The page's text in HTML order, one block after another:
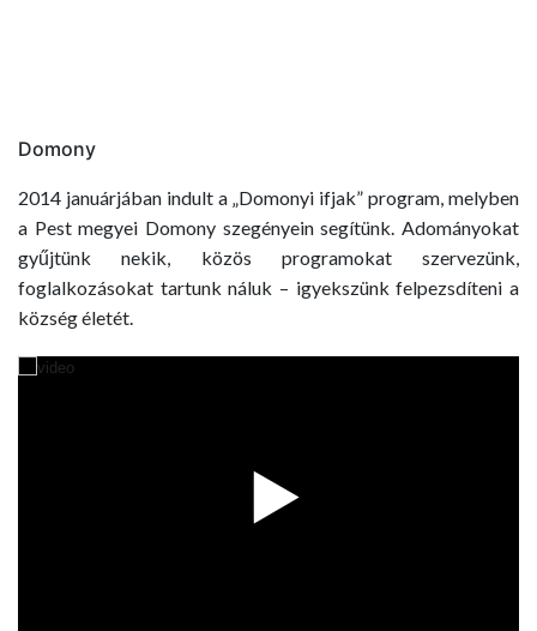
Domony
2014 januárjában indult a „Domonyi ifjak” program, melyben
a Pest megyei Domony szegényein segítünk. Adományokat
gyűjtünk nekik, közös programokat szervezünk,
foglalkozásokat tartunk náluk – igyekszünk felpezsdíteni a
község életét.